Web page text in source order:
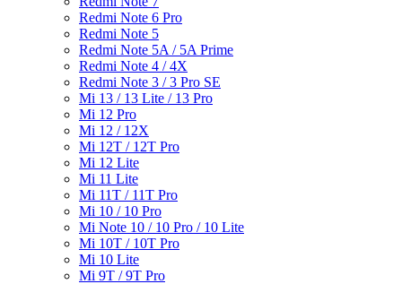
Redmi Note 6 Pro
Redmi Note 5
Redmi Note 5A / 5A Prime
Redmi Note 4 / 4X
Redmi Note 3 / 3 Pro SE
Mi 13 / 13 Lite / 13 Pro
Mi 12 Pro
Mi 12 / 12X
Mi 12T / 12T Pro
Mi 12 Lite
Mi 11 Lite
Mi 11T / 11T Pro
Mi 10 / 10 Pro
Mi Note 10 / 10 Pro / 10 Lite
Mi 10T / 10T Pro
Mi 10 Lite
Mi 9T / 9T Pro